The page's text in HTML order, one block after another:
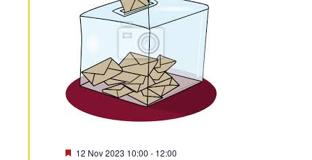
Mis
12 Nov 2023 10:00 - 12:00